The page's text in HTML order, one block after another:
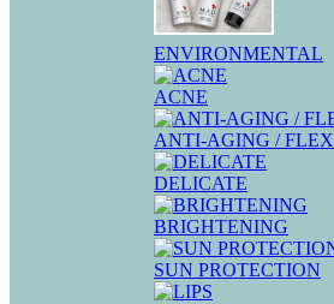
ENVIRONMENTAL
ACNE
ANTI-AGING / FLEX
DELICATE
BRIGHTENING
SUN PROTECTION